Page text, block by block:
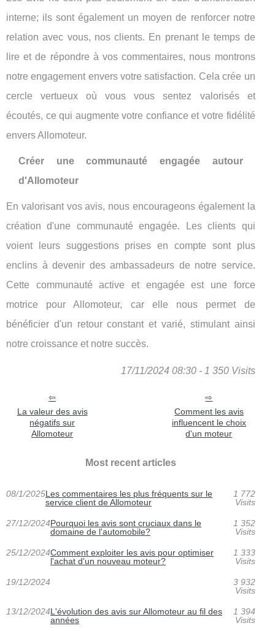
interne; ils sont également un moyen de renforcer notre
relation avec vous, nos clients. En prenant le temps de
lire et de répondre à vos commentaires, nous montrons
notre engagement envers votre satisfaction. Cela crée un
cercle vertueux où vous vous sentez valorisés et
écoutés, ce qui augmente votre confiance et votre fidélité
envers Allomoteur.
Créer une communauté engagée autour
d'Allomoteur
En valorisant vos avis, nous encourageons également la
création d'une communauté engagée. Les clients qui
voient leurs suggestions prises en compte sont plus
enclins à devenir des ambassadeurs de notre service.
Cette communauté active et engagée est une force
motrice pour Allomoteur, car elle nous permet de
bénéficier d'un retour constant et varié, stimulant ainsi
notre croissance et notre succès.
17/11/2024 08:30 - 1 350 Visits
La valeur des avis
négatifs sur
Allomoteur
Comment les avis
influencent le choix
d'un moteur
Most recent articles
08/1/2025Les commentaires les plus fréquents sur le
service client de Allomoteur
1 772
Visits
27/12/2024Pourquoi les avis sont cruciaux dans le
domaine de l'automobile?
1 352
Visits
25/12/2024Comment exploiter les avis pour optimiser
l'achat d'un nouveau moteur?
1 333
Visits
19/12/2024
3 932
Visits
13/12/2024L'évolution des avis sur Allomoteur au fil des
années
1 394
Visits